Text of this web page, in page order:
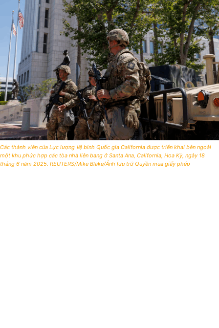
Các thành viên của Lực lượng Vệ binh Quốc gia California được triển khai bên ngoài
một khu phức hợp các tòa nhà liên bang ở Santa Ana, California, Hoa Kỳ, ngày 18
tháng 6 năm 2025. REUTERS/Mike Blake/Ảnh lưu trữ Quyền mua giấy phép